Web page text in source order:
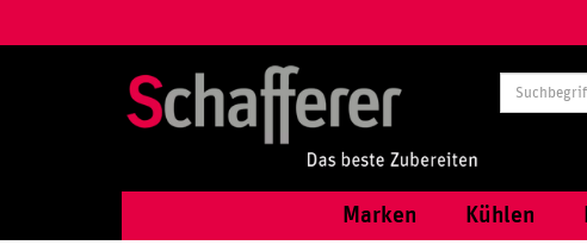
Marken Kühlen